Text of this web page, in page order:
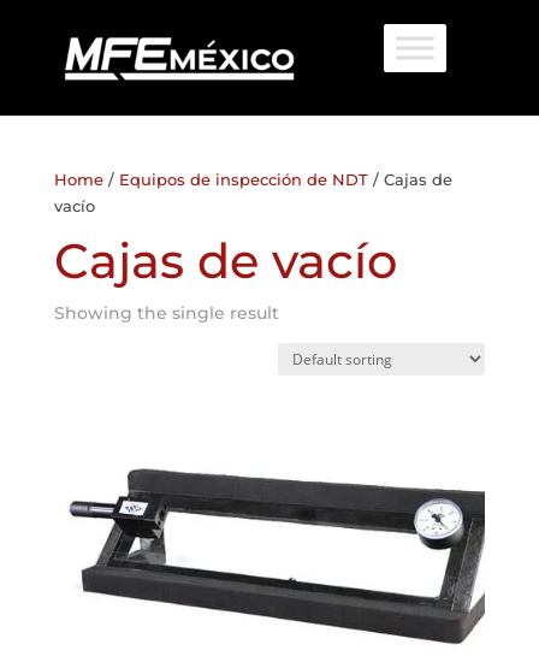
Home/ Equipos de inspección de NDT/ Cajas de
vacío
Cajas de vacío
Showing the single result